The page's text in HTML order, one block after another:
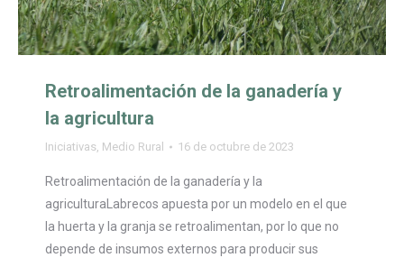
Retroalimentación de la ganadería y
la agricultura
Iniciativas, Medio Rural 16 de octubre de 2023
Retroalimentación de la ganadería y la
agriculturaLabrecos apuesta por un modelo en el que
la huerta y la granja se retroalimentan, por lo que no
depende de insumos externos para producir sus